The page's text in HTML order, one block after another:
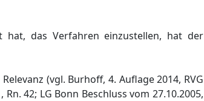
hat, das Verfahren einzustellen, hat der
(vgl. Burhoff, 4. Auflage 2014, RVG
42; LG Bonn Beschluss vom 27.10.2005,